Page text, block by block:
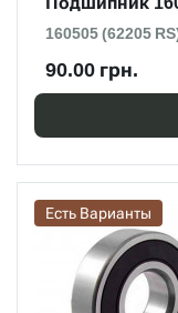
160505 (62205
90.00 грн.
Есть Варианты